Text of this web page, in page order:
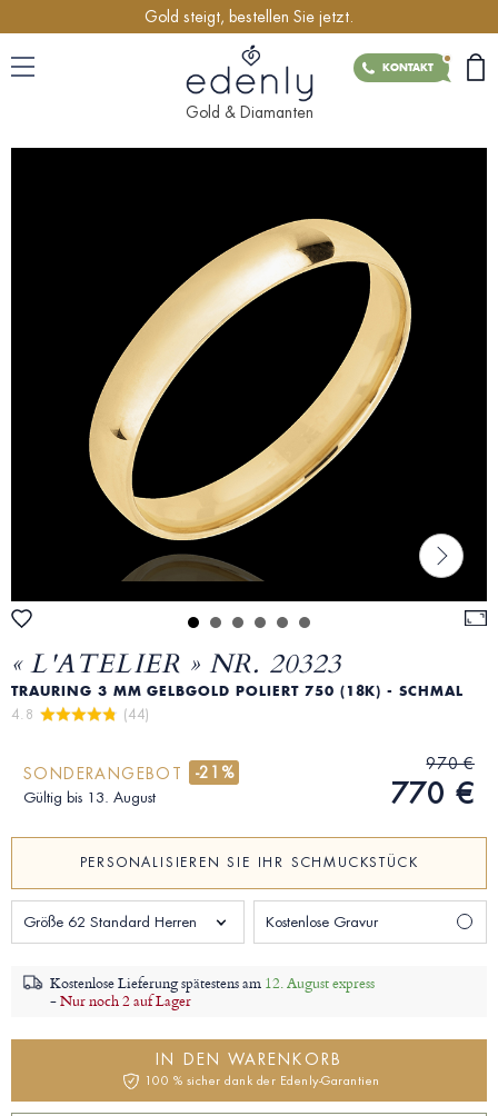
Gold steigt, bestellen Sie jetzt.
KONTAKT
Gold & Diamanten
« L'ATELIER » NR. 20323
TRAURING 3 MM GELBGOLD POLIERT 750 (18K) - SCHMAL
4.8 (44)
SONDERANGEBOT -21%
Gültig bis 13. August
970 €
770 €
PERSONALISIEREN SIE IHR SCHMUCKSTÜCK
Größe 62 Standard Herren Kostenlose Gravur
Kostenlose Lieferung spätestens am 12. August express
-Nur noch 2 auf Lager
IN DEN WARENKORB
100 % sicher dank der Edenly-Garantien